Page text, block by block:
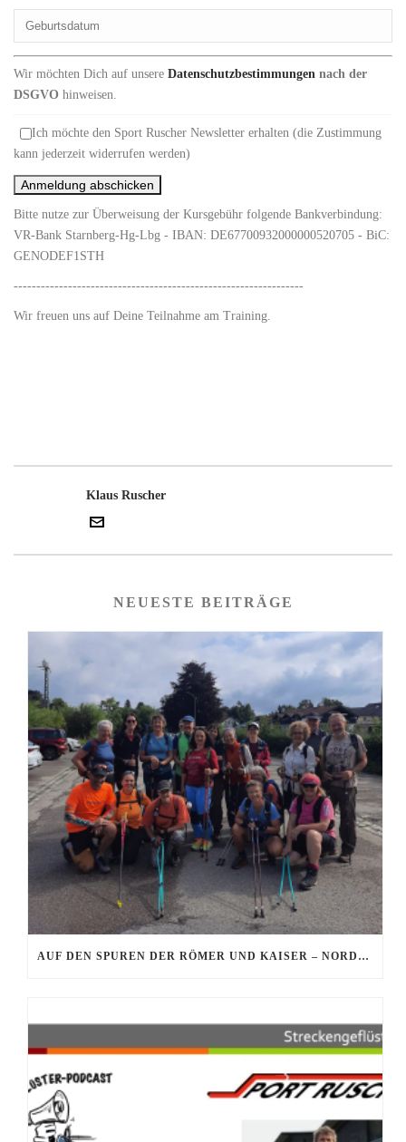
Wir möchten Dich auf unsere Datenschutzbestimmungen nach der
DSGVO hinweisen.
Ich möchte den Sport Ruscher Newsletter erhalten (die Zustimmung
kann jederzeit widerrufen werden)
Bitte nutze zur Überweisung der Kursgebühr folgende Bankverbindung:
VR-Bank Starnberg-Hg-Lbg - IBAN: DE67700932000000520705 - BiC:
GENODEF1STH
----------------------------------------------------------------
Wir freuen uns auf Deine Teilnahme am Training.
Klaus Ruscher
NEUESTE BEITRÄGE
AUF DEN SPUREN DER RÖMER UND KAISER – NORDIC-WALKING TOUR AM 15.08.2026